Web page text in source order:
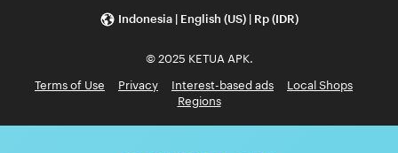
Indonesia | English (US) | Rp (IDR)
© 2025 KETUA APK.
Terms of Use
Privacy Interest-based ads
Local Shops
Regions